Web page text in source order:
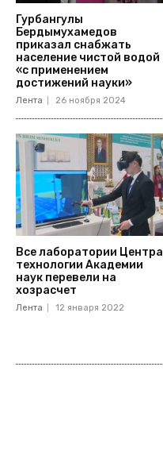
Гурбангулы
Бердымухамедов
приказал снабжать
население чистой водой
«с применением
достижений науки»
Лента 26 ноября 2024
Все лаборатории Центра
технологии Академии
наук перевели на
хозрасчет
Лента 12 января 2022